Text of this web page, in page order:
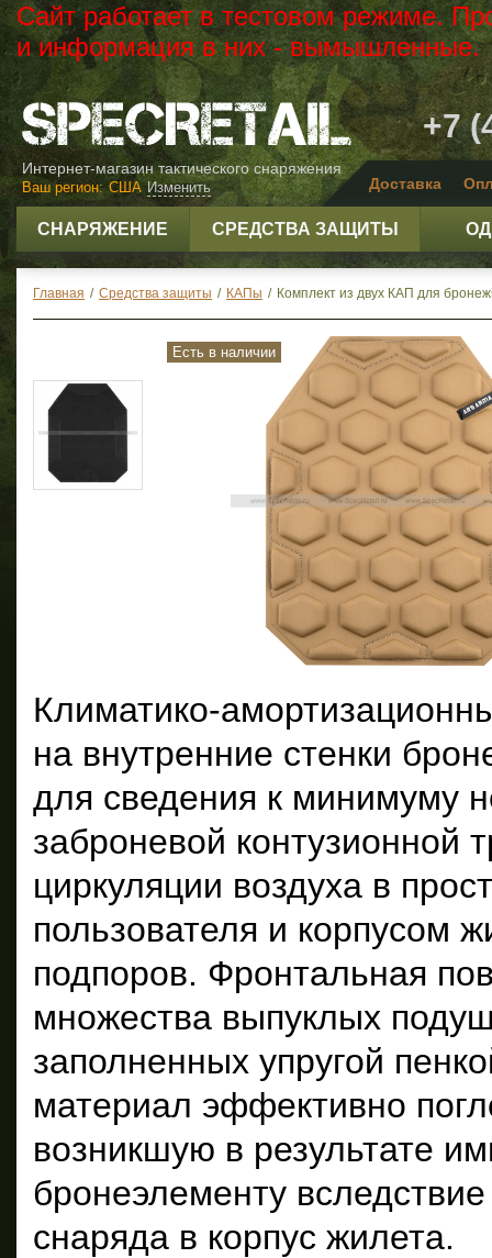
Сайт работает в тестовом режиме.
и информация в них - вымышленные.
Интернет-магазин тактического снаряжения
+7
Доставка
Изменить
Ваш регион: США
СНАРЯЖЕНИЕ СРЕДСТВА ЗАЩИТЫ
Главная / Средства защиты / КАПы / Комплект из двух КАП для
Есть в наличии
Климатико-
на внутренние стенки
для сведения к минимуму
заброневой контузионной
циркуляции воздуха в
пользователя и корпусом
подпоров. Фронтальная
множества выпуклых
заполненных упругой
материал эффективно
возникшую в результате
бронеэлементу
снаряда в корпус жилета.